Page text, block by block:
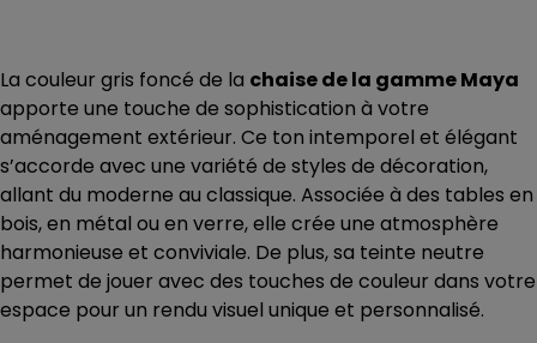
La couleur gris foncé de la chaise de la gamme Maya
apporte une touche de sophistication à votre
aménagement extérieur. Ce ton intemporel et élégant
s’accorde avec une variété de styles de décoration,
allant du moderne au classique. Associée à des tables en
bois, en métal ou en verre, elle crée une atmosphère
harmonieuse et conviviale. De plus, sa teinte neutre
permet de jouer avec des touches de couleur dans votre
espace pour un rendu visuel unique et personnalisé.